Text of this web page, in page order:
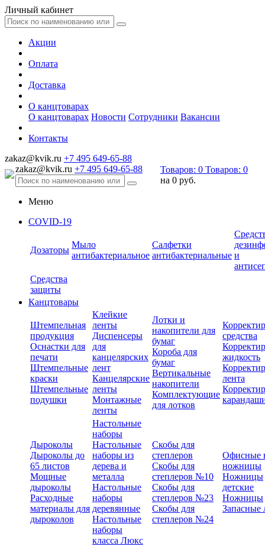
Личный кабинет
Акции
Оплата
Доставка
О канцтоварах
О канцтоварах Новости Сотрудники Вакансии
Контакты
zakaz@kvik.ru +7 495 649-65-88
zakaz@kvik.ru +7 495 649-65-88 Товаров: 0 Товаров: 0
на 0 руб.
Меню
COVID-19
Дозаторы
Мыло
антибактериальное
Салфетки
антибактериальные и
Средства
защиты
Канцтовары
Штемпельная
продукция
Оснастки для
печати
Штемпельные
краски
Штемпельные
подушки
Клейкие
ленты
Диспенсеры
для
канцелярских
лент
Канцелярские
ленты
Монтажные
ленты
Лотки и
накопители для
бумаг
Короба для
бумаг
Вертикальные
накопители
Комплектующие
для лотков
средства
жидкость
лента
Дыроколы
Дыроколы до
65 листов
Мощные
дыроколы
Расходные
материалы для
дыроколов
Настольные
наборы
Настольные
наборы из
дерева и
металла
Настольные
наборы
деревянные
Настольные
наборы
класса Люкс
Скобы для
степлеров
Скобы для
степлеров №10
Скобы для
степлеров №23
Скобы для
степлеров №24
Офисные
ножницы
Ножницы
детские
Ножницы
Запасные